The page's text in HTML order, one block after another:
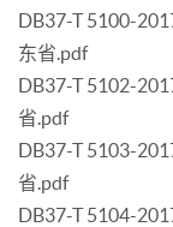
DB37-T 5100-
东省.pdf
DB37-T 5102-
省.pdf
DB37-T 5103-
省.pdf
DB37-T 5104-